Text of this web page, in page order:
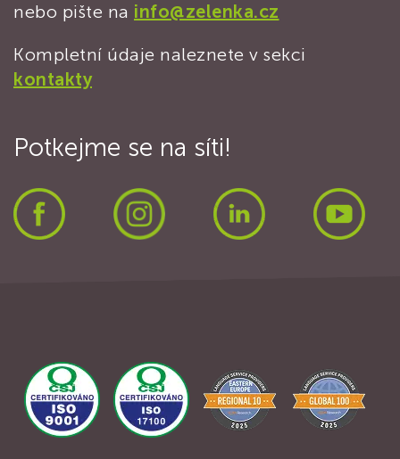
nebo pište na info@zelenka.cz
Kompletní údaje naleznete v sekci
kontakty
Potkejme se na síti!